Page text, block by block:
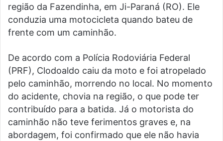
região da Fazendinha, em Ji-Paraná (RO). Ele
conduzia uma motocicleta quando bateu de
frente com um caminhão.
De acordo com a Polícia Rodoviária Federal
(PRF), Clodoaldo caiu da moto e foi atropelado
pelo caminhão, morrendo no local. No momento
do acidente, chovia na região, o que pode ter
contribuído para a batida. Já o motorista do
caminhão não teve ferimentos graves e, na
abordagem, foi confirmado que ele não havia